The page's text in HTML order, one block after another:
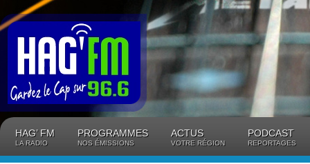
HAG’ FM
LA RADIO
PROGRAMMES
NOS ÉMISSIONS
ACTUS
VOTRE RÉGION
PODCAST
REPORTAGES
Panneau de gestion des cookies